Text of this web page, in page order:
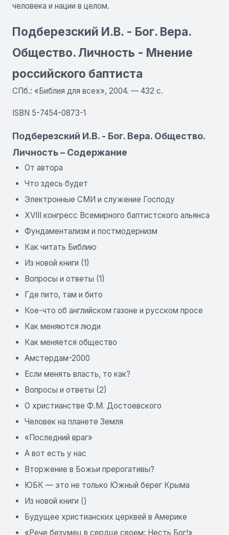
человека и нации в целом.
Подберезский И.В. - Бог. Вера.
Общество. Личность - Мнение
российского баптиста
СПб.: «Библия для всех», 2004. — 432 с.
ISBN 5-7454-0873-1
Подберезский И.В. - Бог. Вера. Общество.
Личность – Содержание
От автора
Что здесь будет
Электронные СМИ и служение Господу
XVIII конгресс Всемирного баптистского альянса
Фундаментализм и постмодернизм
Как читать Библию
Из новой книги (1)
Вопросы и ответы (1)
Где пито, там и бито
Кое-что об английском газоне и русском просе
Как меняются люди
Как меняется общество
Амстердам-2000
Если менять власть, то как?
Вопросы и ответы (2)
О христианстве Ф.М. Достоевского
Человек на планете Земля
«Последний враг»
А вот есть у нас
Вторжение в Божьи прерогативы?
ЮБК — это не только Южный берег Крыма
Из новой книги ()
Будущее христианских церквей в Америке
«Рече безумец в сердце своем: Несть Бог!»